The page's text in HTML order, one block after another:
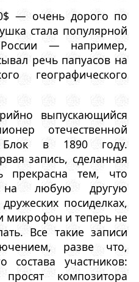
— очень дорого по
стала популярной
— например,
речь папуасов на
географического
выпускающийся
отечественной
Блок в 1890 году.
запись, сделанная
прекрасна тем, что
на любую другую
посиделках,
микрофон и теперь не
Все такие записи
разве что,
состава участников:
композитора